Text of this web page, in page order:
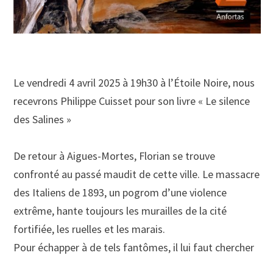
Le vendredi 4 avril 2025 à 19h30 à l’Étoile Noire, nous
recevrons Philippe Cuisset pour son livre « Le silence
des Salines »
De retour à Aigues-Mortes, Florian se trouve
confronté au passé maudit de cette ville. Le massacre
des Italiens de 1893, un pogrom d’une violence
extrême, hante toujours les murailles de la cité
fortifiée, les ruelles et les marais.
Pour échapper à de tels fantômes, il lui faut chercher